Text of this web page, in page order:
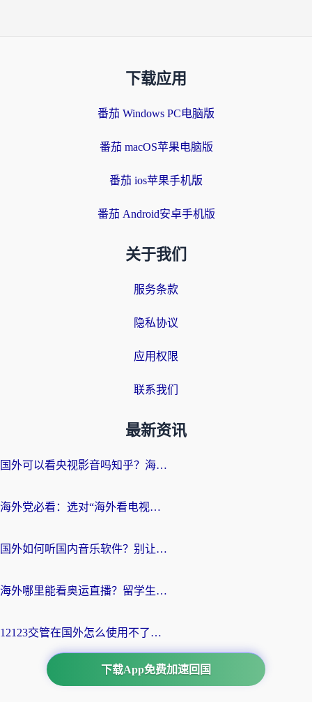
下载应用
番茄 Windows PC电脑版
番茄 macOS苹果电脑版
番茄 ios苹果手机版
番茄 Android安卓手机版
关于我们
服务条款
隐私协议
应用权限
联系我们
最新资讯
国外可以看央视影音吗知乎？海外党亲测有效的回国加速方案
海外党必看：选对“海外看电视剧软件”，再也不用愁国内剧刷不了
国外如何听国内音乐软件？别让地域限制，断了你的中文歌单
海外哪里能看奥运直播？留学生&海外华人必看的体育赛事观赛终极指南
12123交管在国外怎么使用不了？海外华人必看的无缝访问国内资源指南
下载App免费加速回国